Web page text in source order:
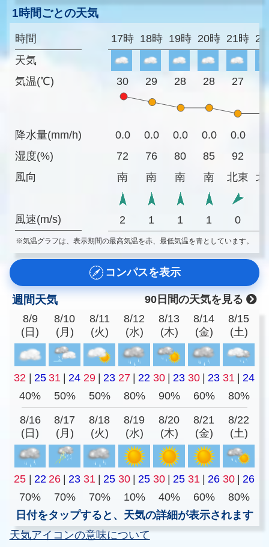
1時間ごとの天気
時間
天気
気温(℃)
降水量(mm/h)
湿度(%)
風向
風速(m/s)
17時 18時 19時 20時 21時
30 29 28 28 27
0.0 0.0 0.0 0.0 0.0
72
76 80 85 92
南
南 南 南 北東 北
2 1 1 1 0
※気温グラフは、表示期間の最高気温を赤、最低気温を青としています。
コンパスを表示
週間天気
90日間の天気を見る
8/9
(日)
8/10
(月)
8/11
(火)
8/12
(水)
8/13
(木)
8/14
(金)
8/15
(土)
32 | 25 31 | 24 29 | 23 27 | 22 30 | 23 30 | 23 31 | 24
40%
50% 50% 80% 90% 60% 80%
8/16
(日)
8/17
(月)
8/18
(火)
8/19
(水)
8/20
(木)
8/21
(金)
8/22
(土)
25 | 22 26 | 23 31 | 25 30 | 25 30 | 25 31 | 26 30 | 26
70%
70% 70% 10% 40% 60%
80%
日付をタップすると、天気の詳細が表示されます
天気アイコンの意味について